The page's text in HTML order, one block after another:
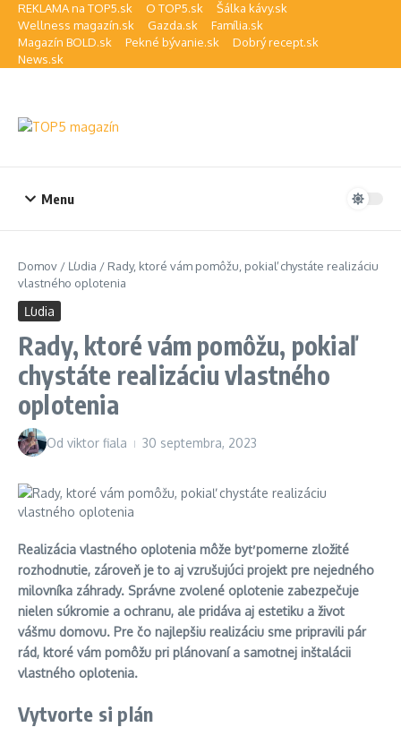
Preskočiť na obsah
REKLAMA na TOP5.sk O TOP5.sk
Šálka kávy.sk
Wellness magazín.sk
Gazda.sk
Família.sk
Magazín BOLD.sk
Pekné bývanie.sk
Dobrý recept.sk
News.sk
Menu
Domov / Ľudia / Rady, ktoré vám pomôžu, pokiaľ chystáte realizáciu
vlastného oplotenia
Ľudia
Rady, ktoré vám pomôžu, pokiaľ
chystáte realizáciu vlastného
oplotenia
Od viktor fiala 30 septembra, 2023
Realizácia vlastného oplotenia môže byť pomerne zložité
rozhodnutie, zároveň je to aj vzrušujúci projekt pre nejedného
milovníka záhrady. Správne zvolené oplotenie zabezpečuje
nielen súkromie a ochranu, ale pridáva aj estetiku a život
vášmu domovu. Pre čo najlepšiu realizáciu sme pripravili pár
rád, ktoré vám pomôžu pri plánovaní a samotnej inštalácii
vlastného oplotenia.
Vytvorte si plán